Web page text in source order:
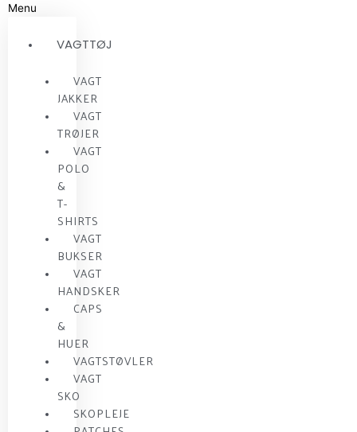
Menu
VAGTTØJ
VAGT
JAKKER
VAGT
TRØJER
VAGT
POLO
&
T-
SHIRTS
VAGT
BUKSER
VAGT
HANDSKER
CAPS
&
HUER
VAGTSTØVLER
VAGT
SKO
SKOPLEJE